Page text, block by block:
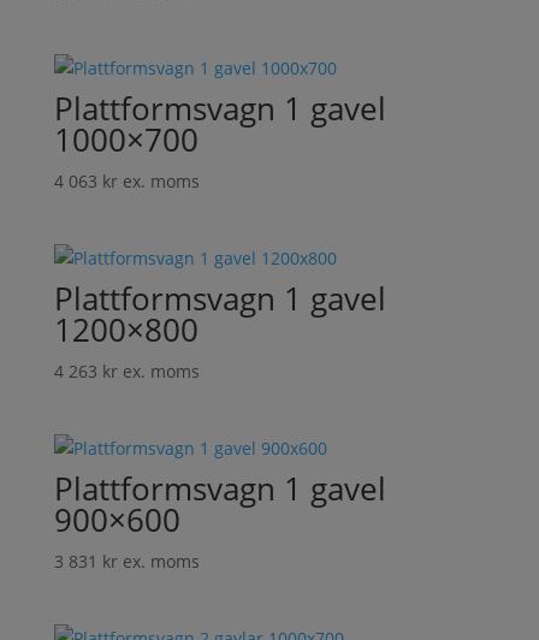
Plattformsvagn 1 gavel
1000×700
4 063 kr ex. moms
Plattformsvagn 1 gavel
1200×800
4 263 kr ex. moms
Plattformsvagn 1 gavel
900×600
3 831 kr ex. moms